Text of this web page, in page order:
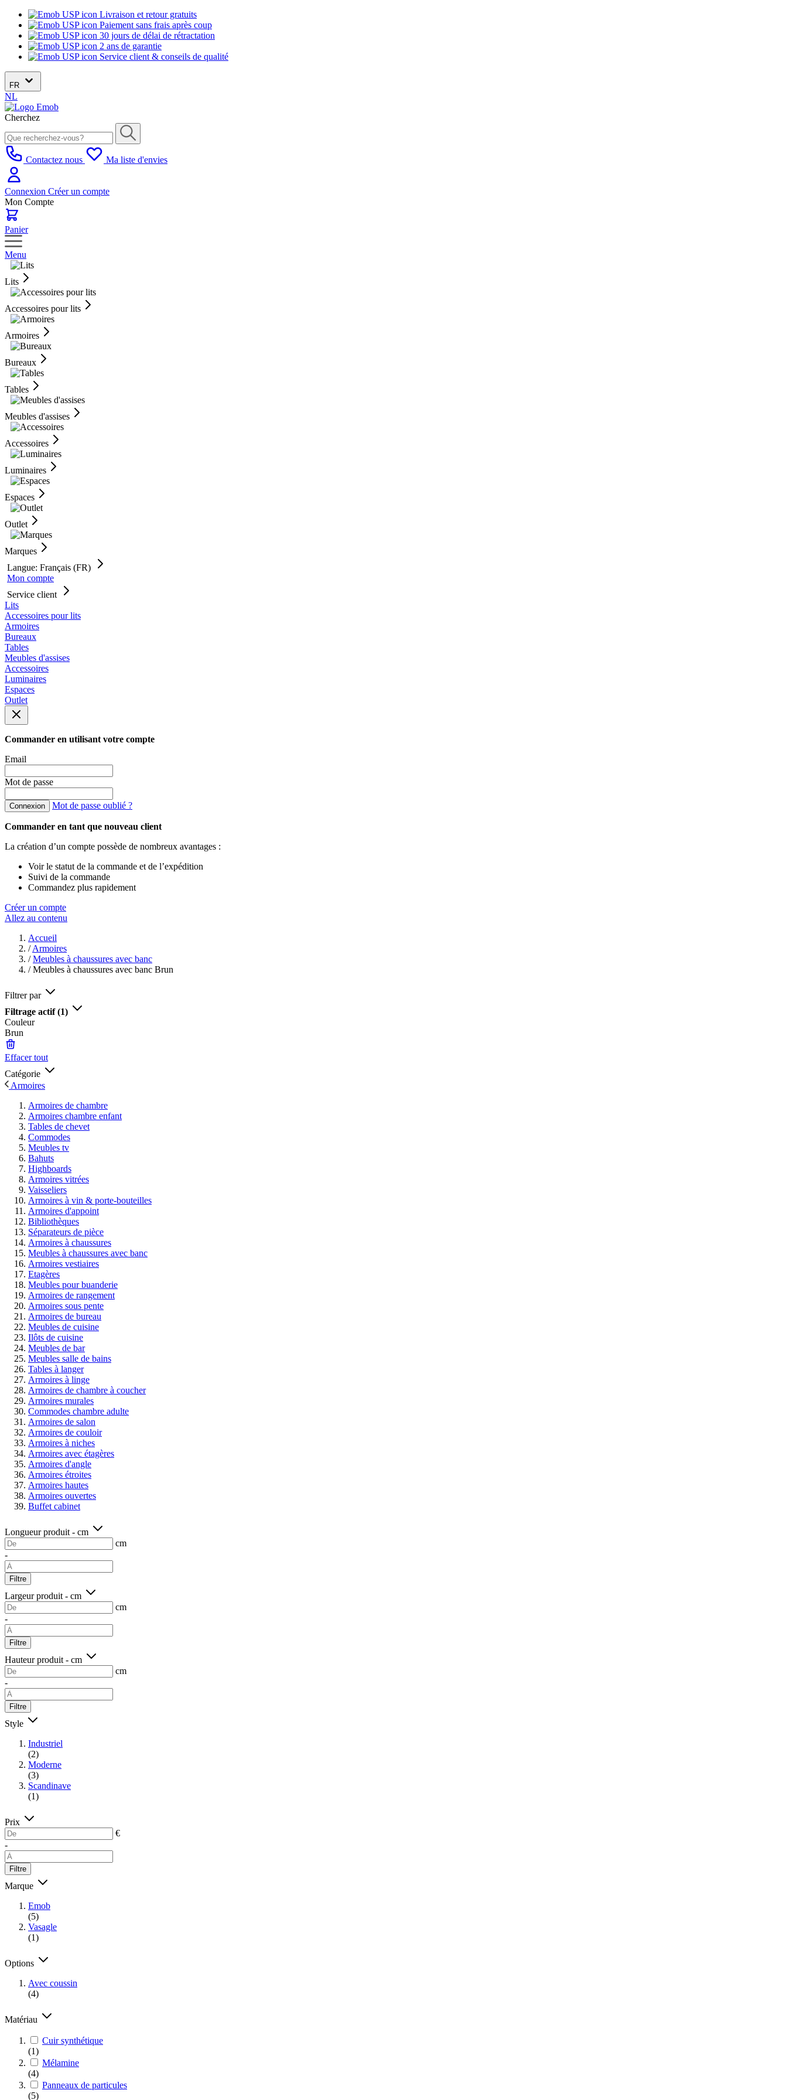
Livraison et retour gratuits
Paiement sans frais après coup
30 jours de délai de rétractation
2 ans de garantie
Service client & conseils de qualité
FR
NL
Cherchez
Contactez nous Ma liste d'envies
Connexion Créer un compte
Mon Compte
Panier
Menu
Lits
Accessoires pour lits
Armoires
Bureaux
Tables
Meubles d'assises
Accessoires
Luminaires
Espaces
Outlet
Marques
Langue: Français (FR)
Mon compte
Service client
Lits
Accessoires pour lits
Armoires
Bureaux
Tables
Meubles d'assises
Accessoires
Luminaires
Espaces
Outlet
Commander en utilisant votre compte
Email
Mot de passe
Connexion Mot de passe oublié ?
Commander en tant que nouveau client
La création d’un compte possède de nombreux avantages :
Voir le statut de la commande et de l’expédition
Suivi de la commande
Commandez plus rapidement
Créer un compte
Allez au contenu
Accueil
/ Armoires
/ Meubles à chaussures avec banc
/ Meubles à chaussures avec banc Brun
Filtrer par
Filtrage actif(1)
Couleur
Brun
Effacer tout
Catégorie
Armoires
Armoires de chambre
Armoires chambre enfant
Tables de chevet
Commodes
Meubles tv
Bahuts
Highboards
Armoires vitrées
Vaisseliers
Armoires à vin & porte-bouteilles
Armoires d'appoint
Bibliothèques
Séparateurs de pièce
Armoires à chaussures
Meubles à chaussures avec banc
Armoires vestiaires
Etagères
Meubles pour buanderie
Armoires de rangement
Armoires sous pente
Armoires de bureau
Meubles de cuisine
Ilôts de cuisine
Meubles de bar
Meubles salle de bains
Tables à langer
Armoires à linge
Armoires de chambre à coucher
Armoires murales
Commodes chambre adulte
Armoires de salon
Armoires de couloir
Armoires à niches
Armoires avec étagères
Armoires d'angle
Armoires étroites
Armoires hautes
Armoires ouvertes
Buffet cabinet
Longueur produit - cm
cm
-
Filtre
Largeur produit - cm
cm
-
Filtre
Hauteur produit - cm
cm
-
Filtre
Style
Industriel
(2)
Moderne
(3)
Scandinave
(1)
Prix
€
-
Filtre
Marque
Emob
(5)
Vasagle
(1)
Options
Avec coussin
(4)
Matériau
Cuir synthétique
(1)
Mélamine
(4)
Panneaux de particules
(5)